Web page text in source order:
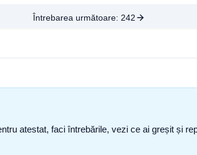
Întrebarea următoare: 242
atestat, faci întrebările, vezi ce ai greșit și